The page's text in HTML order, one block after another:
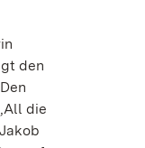
den
die